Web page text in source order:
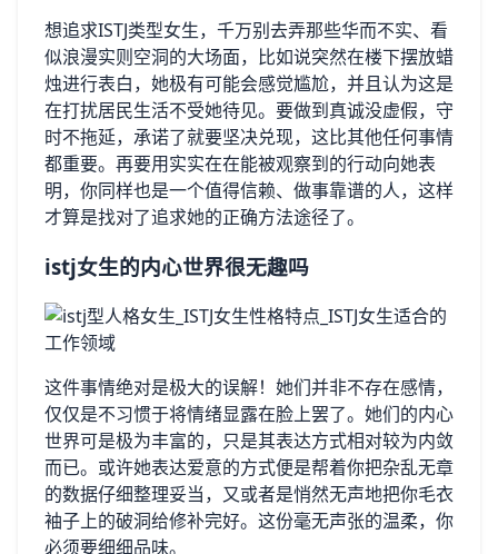
想追求ISTJ类型女生，千万别去弄那些华而不实、看
似浪漫实则空洞的大场面，比如说突然在楼下摆放蜡
烛进行表白，她极有可能会感觉尴尬，并且认为这是
在打扰居民生活不受她待见。要做到真诚没虚假，守
时不拖延，承诺了就要坚决兑现，这比其他任何事情
都重要。再要用实实在在能被观察到的行动向她表
明，你同样也是一个值得信赖、做事靠谱的人，这样
才算是找对了追求她的正确方法途径了。
istj女生的内心世界很无趣吗
这件事情绝对是极大的误解！她们并非不存在感情，
仅仅是不习惯于将情绪显露在脸上罢了。她们的内心
世界可是极为丰富的，只是其表达方式相对较为内敛
而已。或许她表达爱意的方式便是帮着你把杂乱无章
的数据仔细整理妥当，又或者是悄然无声地把你毛衣
袖子上的破洞给修补完好。这份毫无声张的温柔，你
必须要细细品味。